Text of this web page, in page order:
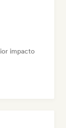
impacto